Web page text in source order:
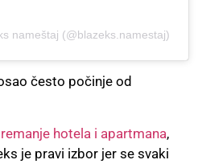
nameštaj (@blazeks.namestaj)
često počinje od
hotela i apartmana,
je pravi izbor jer se svaki